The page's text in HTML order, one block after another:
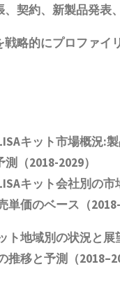
契約、新製品発表
略的にプロファイ
キット市場概況:
測（2018-2029）
キット会社別の市
単価のベース（2018-
ト地域別の状況と展
推移と予測（2018–